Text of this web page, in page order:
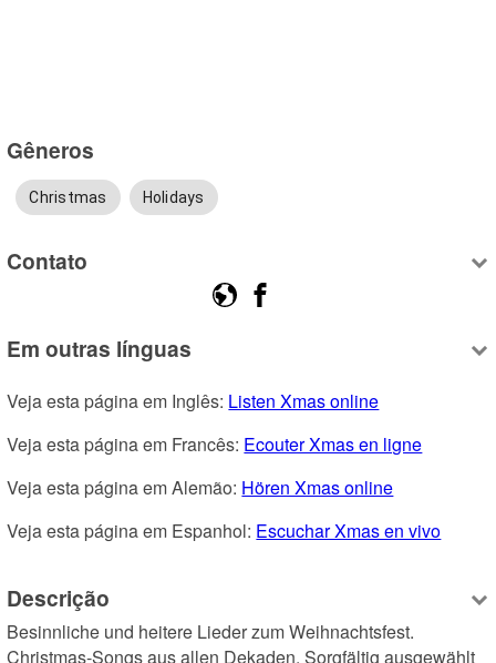
Gêneros
Christmas Holidays
Contato
Em outras línguas
Veja esta página em Inglês: Listen Xmas online
Veja esta página em Francês: Ecouter Xmas en ligne
Veja esta página em Alemão: Hören Xmas online
Veja esta página em Espanhol: Escuchar Xmas en vivo
Descrição
Besinnliche und heitere Lieder zum Weihnachtsfest.
Christmas-Songs aus allen Dekaden. Sorgfältig ausgewählt